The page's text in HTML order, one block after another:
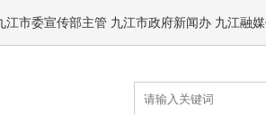
江市委宣传部主管 九江市政府新闻办 九江融